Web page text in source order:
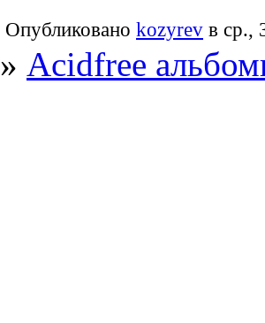
Опубликовано kozyrev в ср.,
» Acidfree